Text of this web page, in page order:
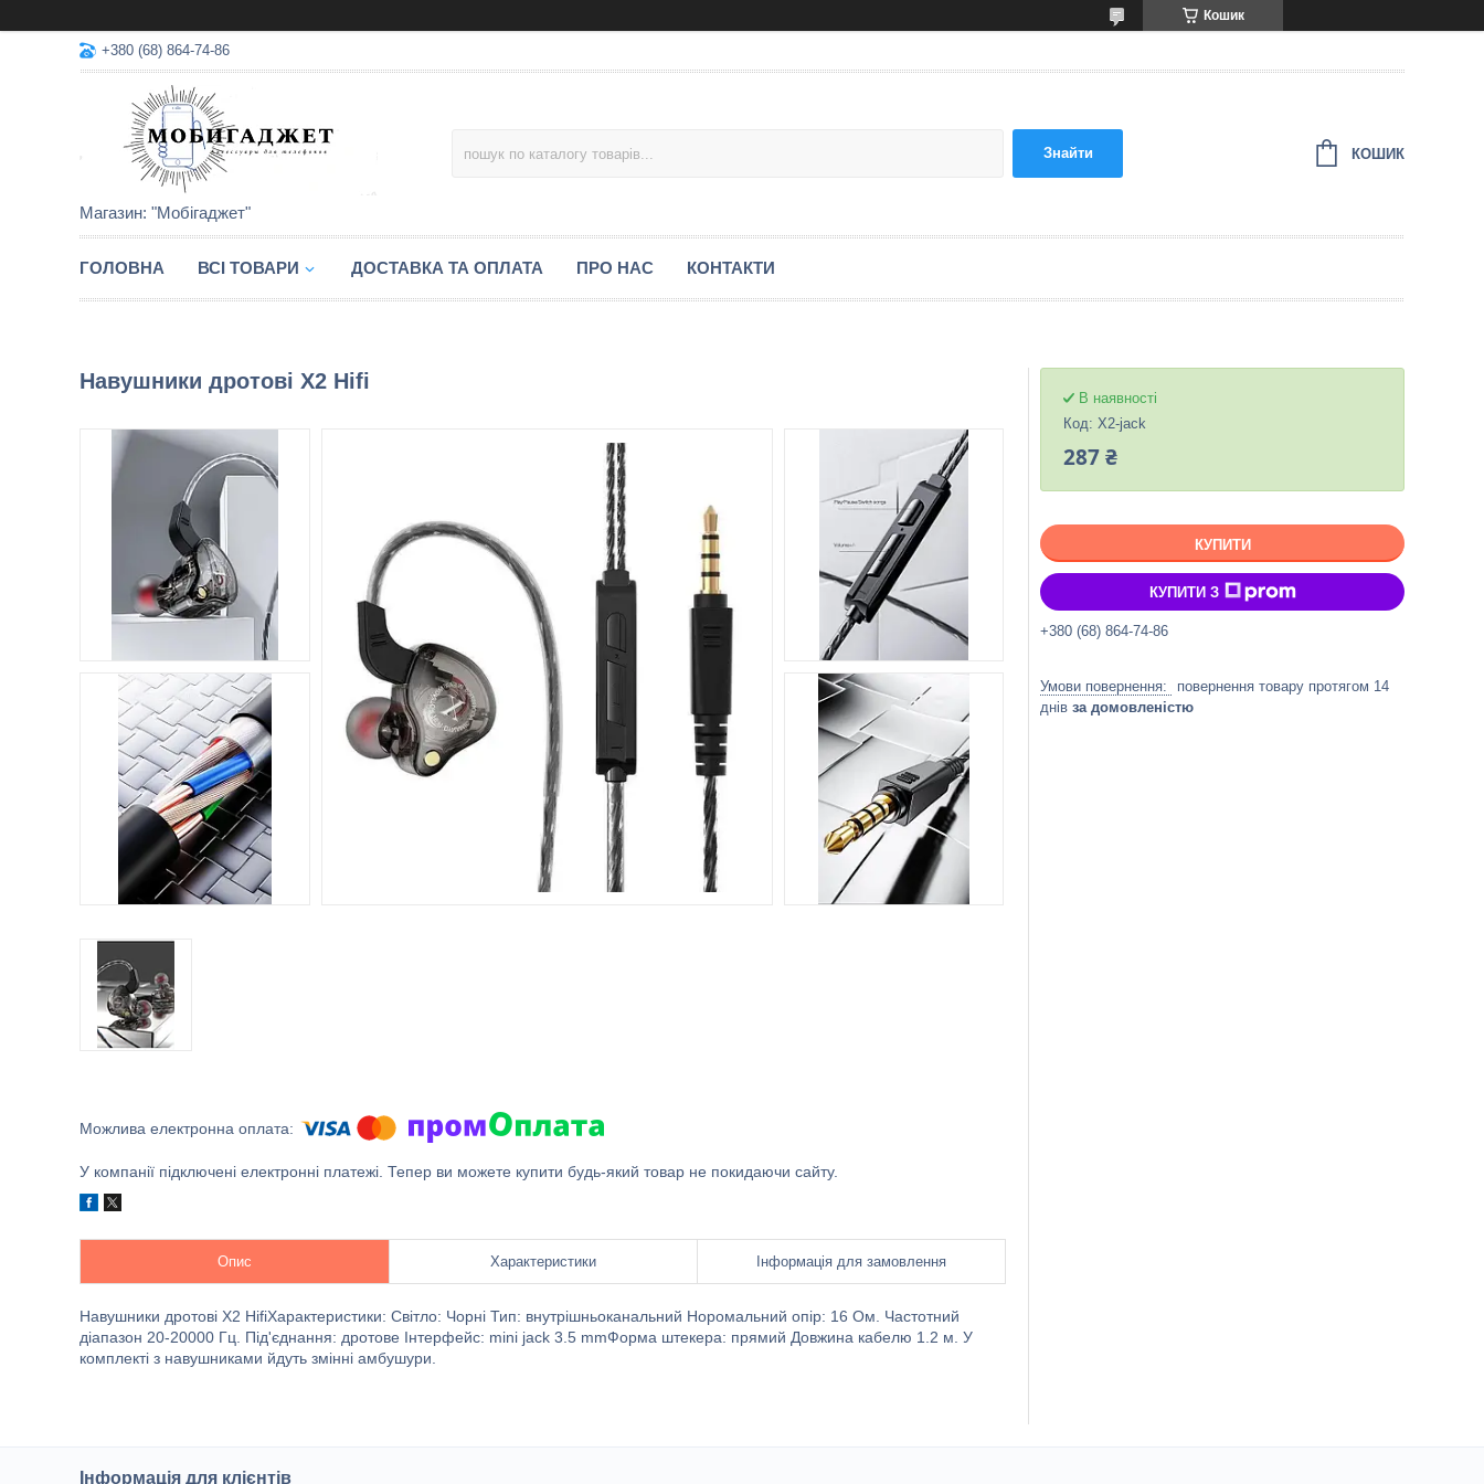
Кошик
+380 (68) 864-74-86
Магазин: "Мобігаджет"
Знайти КОШИК
ГОЛОВНА ВСІ ТОВАРИ ДОСТАВКА ТА ОПЛАТА ПРО НАС КОНТАКТИ
Навушники дротові X2 Hifi
У компанії підключені електронні платежі. Тепер ви можете купити будь-який товар не покидаючи сайту.
Опис Характеристики Інформація для замовлення
Навушники дротові X2 HifiХарактеристики: Світло: Чорні Тип: внутрішньоканальний Норомальний опір: 16 Ом. Частотний
діапазон 20-20000 Гц. Під'єднання: дротове Інтерфейс: mini jack 3.5 mmФорма штекера: прямий Довжина кабелю 1.2 м. У
комплекті з навушниками йдуть змінні амбушури.
В наявності
Код: X2-jack
287 ₴
КУПИТИ
КУПИТИ З
+380 (68) 864-74-86
повернення товару протягом 14
днів за домовленістю
Інформація для клієнтів